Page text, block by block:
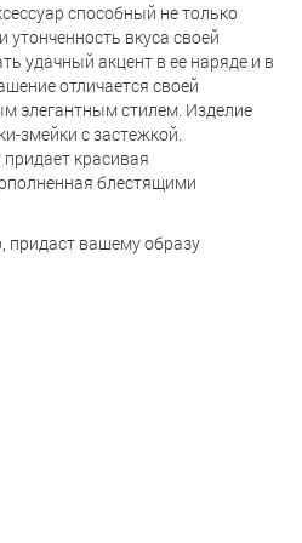
способный не только
утонченность вкуса своей
удачный акцент в ее наряде и в
отличается своей
элегантным стилем. Изделие
змейки с застежкой.
красивая
блестящими
придаст вашему образу